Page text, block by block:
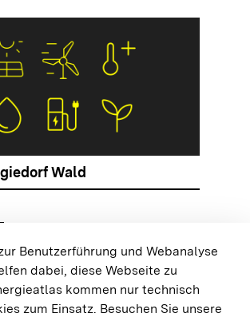
Wald
Folie springen
nächsten Folie springen
{{{body}}}
Benutzerführung und Webanalyse
dabei, diese Webseite zu
kommen nur technisch
zum Einsatz. Besuchen Sie unsere